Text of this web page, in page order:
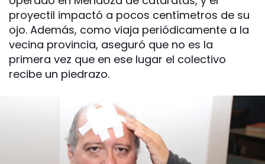
proyectil impactó a pocos centímetros de su
ojo. Además, como viaja periódicamente a la
vecina provincia, aseguró que no es la
primera vez que en ese lugar el colectivo
recibe un piedrazo.